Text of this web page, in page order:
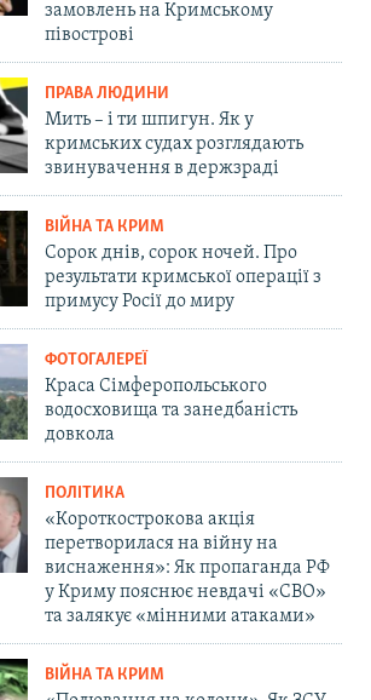
замовлень на Кримському
півострові
ПРАВА ЛЮДИНИ
Мить – і ти шпигун. Як у
кримських судах розглядають
звинувачення в держзраді
ВІЙНА ТА КРИМ
Сорок днів, сорок ночей. Про
результати кримської операції з
примусу Росії до миру
ФОТОГАЛЕРЕЇ
Краса Сімферопольського
водосховища та занедбаність
довкола
ПОЛІТИКА
«Короткострокова акція
перетворилася на війну на
виснаження»: Як пропаганда РФ
у Криму пояснює невдачі «СВО»
та залякує «мінними атаками»
ВІЙНА ТА КРИМ